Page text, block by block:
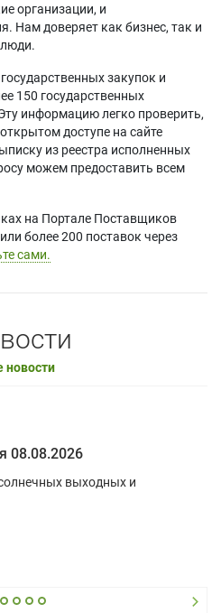
организации, и
Нам доверяет как бизнес, так и
закупок и
150 государственных
информацию легко проверить,
доступе на сайте
из реестра исполненных
можем предоставить всем
на Портале Поставщиков
более 200 поставок через
сами.
новости
08.08.2026
выходных и